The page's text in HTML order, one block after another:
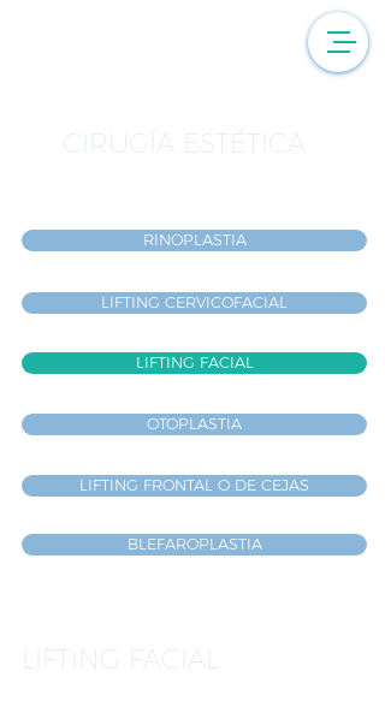
CIRUGÍA ESTÉTICA
RINOPLASTIA
LIFTING CERVICOFACIAL
LIFTING FACIAL
OTOPLASTIA
LIFTING FRONTAL O DE CEJAS
BLEFAROPLASTIA
LIFTING FACIAL